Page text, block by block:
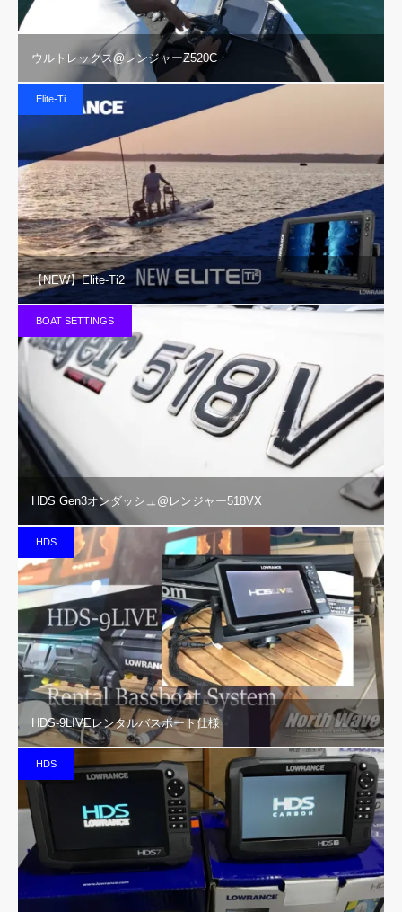
ウルトレックス@レンジャーZ520C
Elite-Ti
【NEW】Elite-Ti2
BOAT SETTINGS
HDS Gen3オンダッシュ@レンジャー518VX
HDS
HDS-9LIVEレンタルバスボート仕様
HDS